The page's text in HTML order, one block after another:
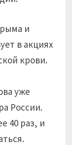
и
в акциях
крови.
уже
России.
40 раз, и